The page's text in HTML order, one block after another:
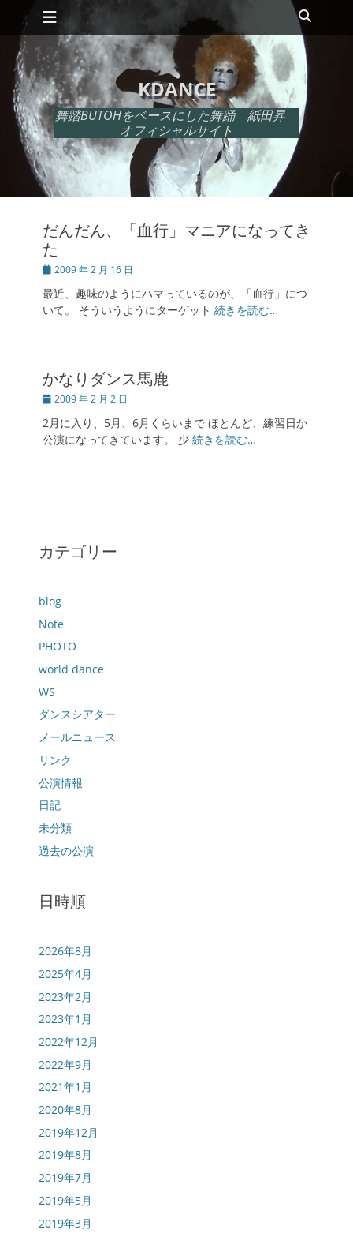
ン
ツ
へ
ス
キ
ッ
プ
メインメニュー
索
KDANCE
舞踏BUTOHをベースにした舞踊 紙田昇
オフィシャルサイト
だんだん、「血行」マニアになってき
た
投
日
2009 年 2 月 16 日
最近、趣味のようにハマっているのが、「血行」につ
いて。 そういうようにターゲット 続きを読む…
かなりダンス馬鹿
投
日
2009 年 2 月 2 日
2月に入り、5月、6月くらいまで ほとんど、練習日か
公演になってきています。 少 続きを読む…
カテゴリー
blog
Note
PHOTO
world dance
WS
ダンスシアター
メールニュース
リンク
公演情報
日記
未分類
過去の公演
日時順
2026年8月
2025年4月
2023年2月
2023年1月
2022年12月
2022年9月
2021年1月
2020年8月
2019年12月
2019年8月
2019年7月
2019年5月
2019年3月